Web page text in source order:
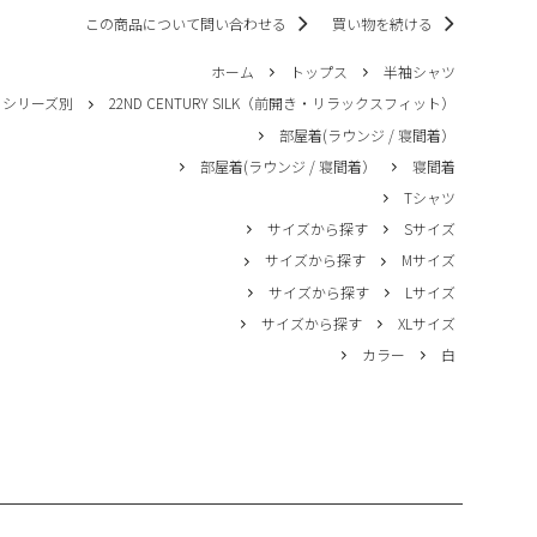
この商品について問い合わせる 買い物を続ける
ホーム トップス
半袖シャツ
シリーズ別
22ND CENTURY SILK（前開き・リラックスフィット）
部屋着(ラウンジ / 寝間着）
部屋着(ラウンジ / 寝間着）
寝間着
Tシャツ
サイズから探す
Sサイズ
サイズから探す
Mサイズ
サイズから探す
Lサイズ
サイズから探す
XLサイズ
カラー
白